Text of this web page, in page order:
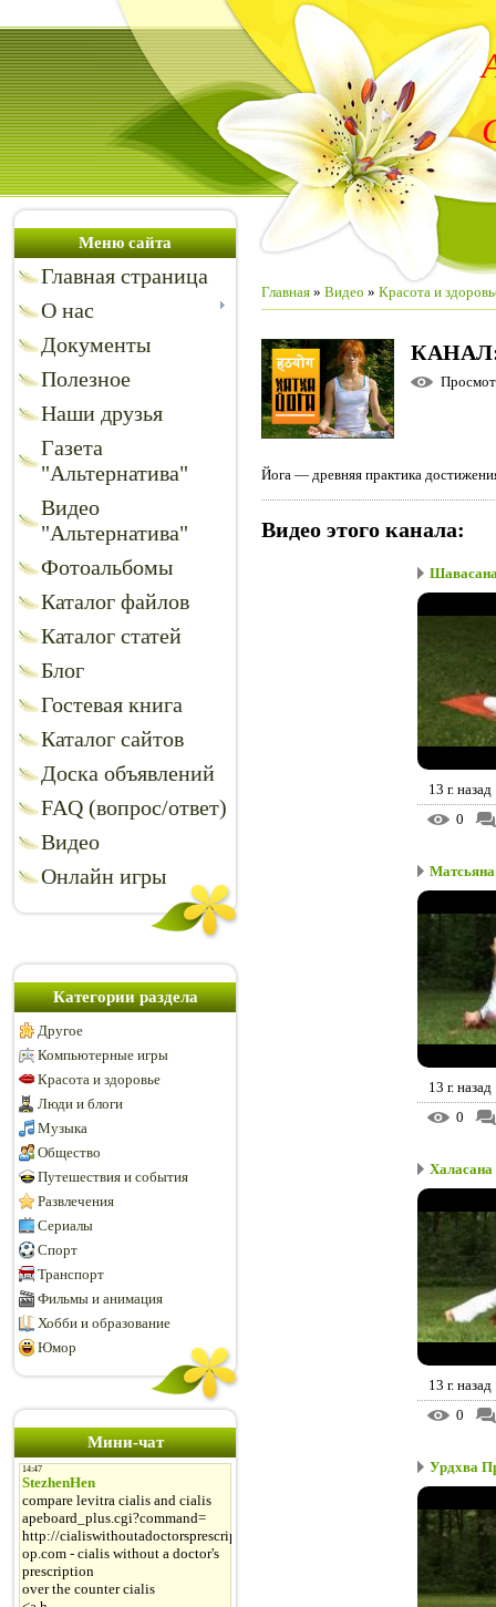
Меню сайта
Главная страница
О нас
Документы
Полезное
Наши друзья
Газета
"Альтернатива"
Видео
"Альтернатива"
Фотоальбомы
Каталог файлов
Каталог статей
Блог
Гостевая книга
Каталог сайтов
Доска объявлений
FAQ (вопрос/ответ)
Видео
Онлайн игры
Категории раздела
Другое
Компьютерные игры
Красота и здоровье
Люди и блоги
Музыка
Общество
Путешествия и события
Развлечения
Сериалы
Спорт
Транспорт
Фильмы и анимация
Хобби и образование
Юмор
Мини-чат
Главная » Видео » Красота и
Йога — древняя практика
Видео этого канала:
Шавасана
13 г. назад
0
13 г. назад
0
Халасана
13 г. назад
0
Урдхва